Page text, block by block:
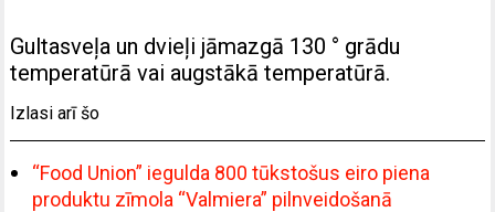
Gultasveļa un dvieļi jāmazgā 130 ° grādu
temperatūrā vai augstākā temperatūrā.
Izlasi arī šo
“Food Union” iegulda 800 tūkstošus eiro piena
produktu zīmola “Valmiera” pilnveidošanā